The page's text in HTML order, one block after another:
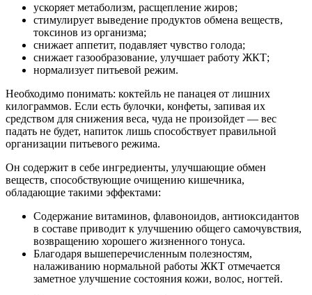
ускоряет метаболизм, расщепление жиров;
стимулирует выведение продуктов обмена веществ,
токсинов из организма;
снижает аппетит, подавляет чувство голода;
снижает газообразование, улучшает работу ЖКТ;
нормализует питьевой режим.
Необходимо понимать: коктейль не панацея от лишних
килограммов. Если есть булочки, конфеты, запивая их
средством для снижения веса, чуда не произойдет — вес
падать не будет, напиток лишь способствует правильной
организации питьевого режима.
Он содержит в себе ингредиенты, улучшающие обмен
веществ, способствующие очищению кишечника,
обладающие такими эффектами:
Содержание витаминов, флавоноидов, антиоксидантов
в составе приводит к улучшению общего самочувствия,
возвращению хорошего жизненного тонуса.
Благодаря вышеперечисленным полезностям,
налаживанию нормальной работы ЖКТ отмечается
заметное улучшение состояния кожи, волос, ногтей.